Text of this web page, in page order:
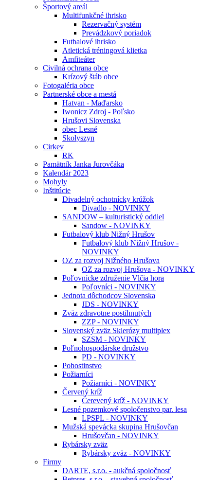
Športový areál
Multifunkčné ihrisko
Rezervačný systém
Prevádzkový poriadok
Futbalové ihrisko
Atletická tréningová klietka
Amfiteáter
Civilná ochrana obce
Krízový štáb obce
Fotogaléria obce
Partnerské obce a mestá
Hatvan - Maďarsko
Iwonicz Zdroj - Poľsko
Hrušovi Slovenska
obec Lesné
Skolyszyn
Cirkev
RK
Pamätník Janka Jurovčáka
Kalendár 2023
Mohyly
Inštitúcie
Divadelný ochotnícky krúžok
Divadlo - NOVINKY
SANDOW – kulturistický oddiel
Sandow - NOVINKY
Futbalový klub Nižný Hrušov
Futbalový klub Nižný Hrušov -
NOVINKY
OZ za rozvoj Nižného Hrušova
OZ za rozvoj Hrušova - NOVINKY
Poľovnícke združenie Vlčia hora
Poľovníci - NOVINKY
Jednota dôchodcov Slovenska
JDS - NOVINKY
Zväz zdravotne postihnutých
ZZP - NOVINKY
Slovenský zväz Sklerózy multiplex
SZSM - NOVINKY
Poľnohospodárske družstvo
PD - NOVINKY
Pohostinstvo
Požiarníci
Požiarníci - NOVINKY
Červený kríž
Čerevený kríž - NOVINKY
Lesné pozemkové spoločenstvo par. lesa
LPSPL - NOVINKY
Mužská spevácka skupina Hrušovčan
Hrušovčan - NOVINKY
Rybársky zväz
Rybársky zväz - NOVINKY
Firmy
DARTE, s.r.o. - aukčná spoločnosť